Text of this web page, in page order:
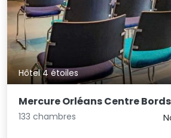
Hôtel 4 étoiles
Mercure Orléans Centre
133 chambres